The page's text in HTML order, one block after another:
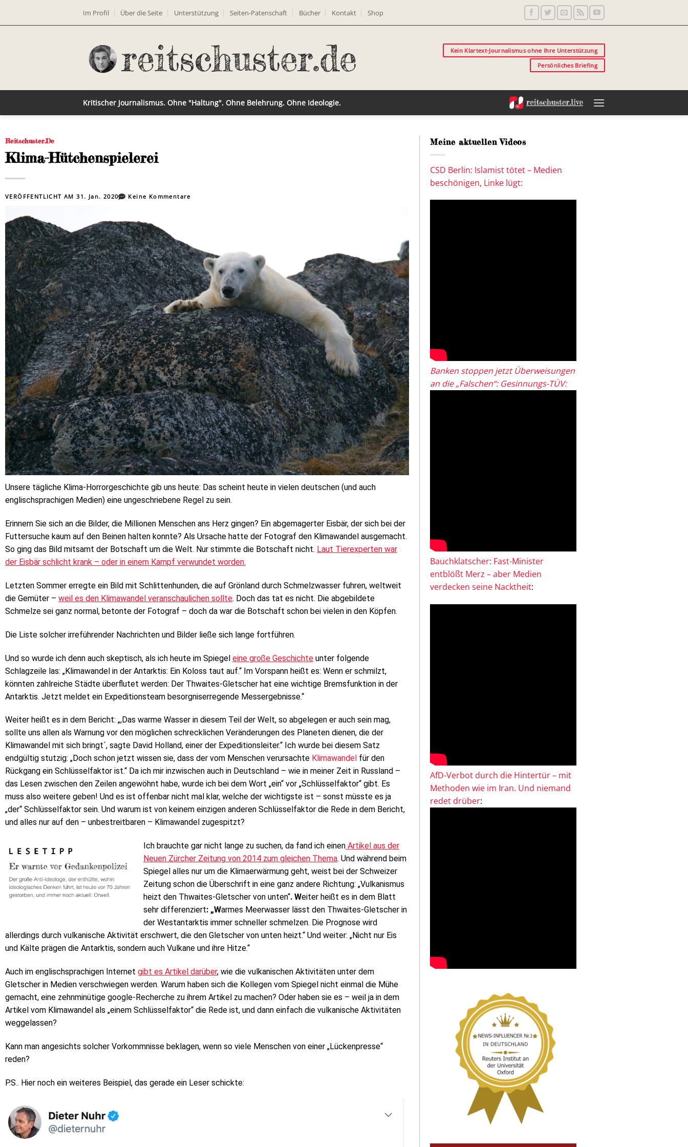
Im Profil Über die Seite Unterstützung Seiten-Patenschaft Bücher Kontakt Shop
Kein Klartext-Journalismus ohne Ihre Unterstützung
Persönliches Briefing
Kritischer Journalismus. Ohne "Haltung". Ohne Belehrung. Ohne Ideologie.
Reitschuster.de
Klima-Hütchenspielerei
VERÖFFENTLICHT AM31. Jan. 2020 Keine Kommentare
Unsere tägliche Klima-Horrorgeschichte gib uns heute: Das scheint heute in vielen deutschen (und auch
englischsprachigen Medien) eine ungeschriebene Regel zu sein.
Erinnern Sie sich an die Bilder, die Millionen Menschen ans Herz gingen? Ein abgemagerter Eisbär, der sich bei der
Futtersuche kaum auf den Beinen halten konnte? Als Ursache hatte der Fotograf den Klimawandel ausgemacht.
So ging das Bild mitsamt der Botschaft um die Welt. Nur stimmte die Botschaft nicht. Laut Tierexperten war
der Eisbär schlicht krank – oder in einem Kampf verwundet worden.
Letzten Sommer erregte ein Bild mit Schlittenhunden, die auf Grönland durch Schmelzwasser fuhren, weltweit
die Gemüter – weil es den Klimawandel veranschaulichen sollte. Doch das tat es nicht. Die abgebildete
Schmelze sei ganz normal, betonte der Fotograf – doch da war die Botschaft schon bei vielen in den Köpfen.
Die Liste solcher irreführender Nachrichten und Bilder ließe sich lange fortführen.
Und so wurde ich denn auch skeptisch, als ich heute im Spiegel eine große Geschichte unter folgende
Schlagzeile las: „Klimawandel in der Antarktis: Ein Koloss taut auf.“ Im Vorspann heißt es: Wenn er schmilzt,
könnten zahlreiche Städte überflutet werden: Der Thwaites-Gletscher hat eine wichtige Bremsfunktion in der
Antarktis. Jetzt meldet ein Expeditionsteam besorgniserregende Messergebnisse.“
Weiter heißt es in dem Bericht: „,Das warme Wasser in diesem Teil der Welt, so abgelegen er auch sein mag,
sollte uns allen als Warnung vor den möglichen schrecklichen Veränderungen des Planeten dienen, die der
Klimawandel mit sich bringt´, sagte David Holland, einer der Expeditionsleiter.“ Ich wurde bei diesem Satz
endgültig stutzig: „Doch schon jetzt wissen sie, dass der vom Menschen verursachte Klimawandel für den
Rückgang ein Schlüsselfaktor ist.“ Da ich mir inzwischen auch in Deutschland – wie in meiner Zeit in Russland –
das Lesen zwischen den Zeilen angewöhnt habe, wurde ich bei dem Wort „ein“ vor „Schlüsselfaktor“ gibt. Es
muss also weitere geben! Und es ist offenbar nicht mal klar, welche der wichtigste ist – sonst müsste es ja
„der“ Schlüsselfaktor sein. Und warum ist von keinem einzigen anderen Schlüsselfaktor die Rede in dem Bericht,
und alles nur auf den – unbestreitbaren – Klimawandel zugespitzt?
Ich brauchte gar nicht lange zu suchen, da fand ich einen Artikel aus der
Neuen Zürcher Zeitung von 2014 zum gleichen Thema. Und während beim
Spiegel alles nur um die Klimaerwärmung geht, weist bei der Schweizer
Zeitung schon die Überschrift in eine ganz andere Richtung: „Vulkanismus
heizt den Thwaites-Gletscher von unten“. Weiter heißt es in dem Blatt
sehr differenziert: „Warmes Meerwasser lässt den Thwaites-Gletscher in
der Westantarktis immer schneller schmelzen. Die Prognose wird
allerdings durch vulkanische Aktivität erschwert, die den Gletscher von unten heizt.“ Und weiter: „Nicht nur Eis
und Kälte prägen die Antarktis, sondern auch Vulkane und ihre Hitze.“
Auch im englischsprachigen Internet gibt es Artikel darüber, wie die vulkanischen Aktivitäten unter dem
Gletscher in Medien verschwiegen werden. Warum haben sich die Kollegen vom Spiegel nicht einmal die Mühe
gemacht, eine zehnminütige google-Recherche zu ihrem Artikel zu machen? Oder haben sie es – weil ja in dem
Artikel vom Klimawandel als „einem Schlüsselfaktor“ die Rede ist, und dann einfach die vulkanische Aktivitäten
weggelassen?
Kann man angesichts solcher Vorkommnisse beklagen, wenn so viele Menschen von einer „Lückenpresse“
reden?
P.S.. Hier noch ein weiteres Beispiel, das gerade ein Leser schickte:
Meine aktuellen Videos
CSD Berlin: Islamist tötet – Medien
beschönigen, Linke lügt:
Banken stoppen jetzt Überweisungen
an die „Falschen“: Gesinnungs-TÜV:
Bauchklatscher: Fast-Minister
entblößt Merz – aber Medien
verdecken seine Nacktheit:
AfD-Verbot durch die Hintertür – mit
Methoden wie im Iran. Und niemand
redet drüber: